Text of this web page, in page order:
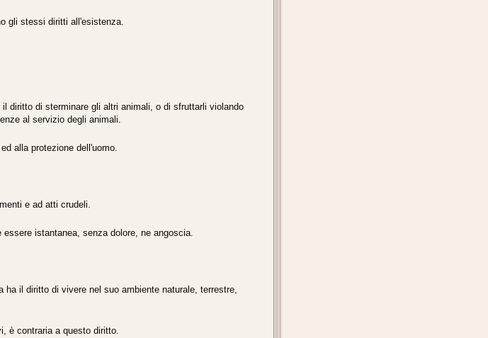
gli stessi diritti all'esistenza.
diritto di sterminare gli altri animali, o di sfruttarli violando
al servizio degli animali.
alla protezione dell'uomo.
e ad atti crudeli.
istantanea, senza dolore, ne angoscia.
il diritto di vivere nel suo ambiente naturale, terrestre,
è contraria a questo diritto.